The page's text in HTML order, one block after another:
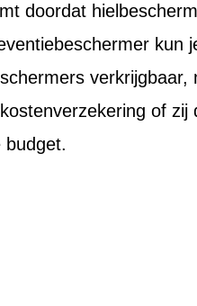
doordat
kun
of
budget.